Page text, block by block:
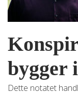
bygger
Dette notatet